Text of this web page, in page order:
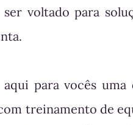
ser voltado para
para vocês
treinamento de